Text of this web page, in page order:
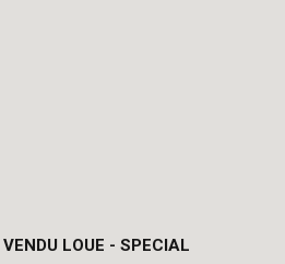
LOUE - SPECIAL